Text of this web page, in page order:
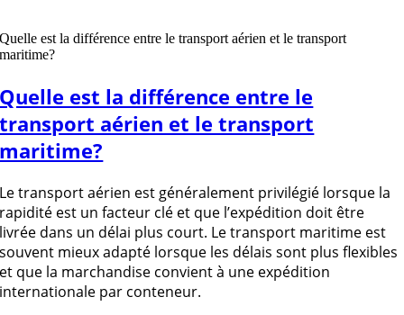
Quelle est la différence entre le transport aérien et le transport
maritime?
Quelle est la différence entre le
transport aérien et le transport
maritime?
Le transport aérien est généralement privilégié lorsque la
rapidité est un facteur clé et que l’expédition doit être
livrée dans un délai plus court. Le transport maritime est
souvent mieux adapté lorsque les délais sont plus flexibles
et que la marchandise convient à une expédition
internationale par conteneur.